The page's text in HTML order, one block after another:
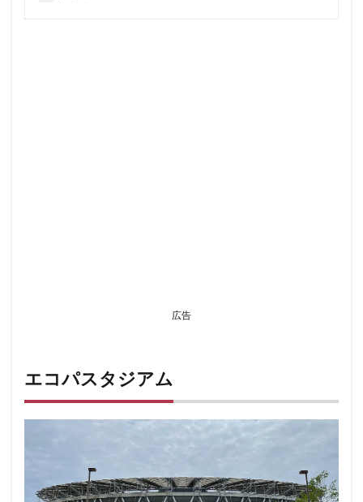
広告
エコパスタジアム